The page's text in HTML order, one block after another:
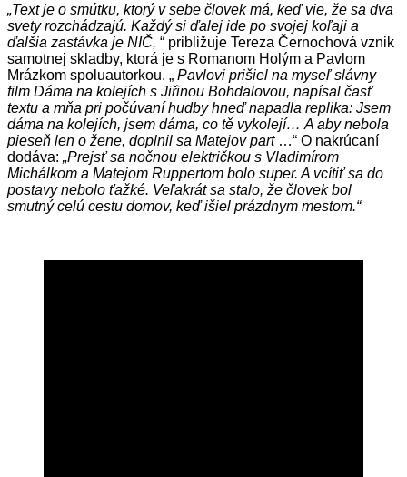
„Text je o smútku, ktorý v sebe človek má, keď vie, že sa dva
svety rozchádzajú. Každý si ďalej ide po svojej koľaji a
ďalšia zastávka je NIČ, “ približuje Tereza Černochová vznik
samotnej skladby, ktorá je s Romanom Holým a Pavlom
Mrázkom spoluautorkou. „ Pavlovi prišiel na myseľ slávny
film Dáma na kolejích s Jiřinou Bohdalovou, napísal časť
textu a mňa pri počúvaní hudby hneď napadla replika: Jsem
dáma na kolejích, jsem dáma, co tě vykolejí… A aby nebola
pieseň len o žene, doplnil sa Matejov part…“ O nakrúcaní
dodáva: „Prejsť sa nočnou električkou s Vladimírom
Michálkom a Matejom Ruppertom bolo super. A vcítiť sa do
postavy nebolo ťažké. Veľakrát sa stalo, že človek bol
smutný celú cestu domov, keď išiel prázdnym mestom.“